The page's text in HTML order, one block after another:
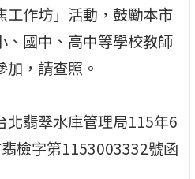
工作坊」活動，鼓勵本市
、國中、高中等學校教師
加，請查照。
北翡翠水庫管理局115年6
檢字第1153003332號函